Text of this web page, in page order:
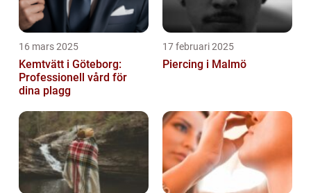
16 mars 2025
Kemtvätt i Göteborg:
Professionell vård för
dina plagg
17 februari 2025
Piercing i Malmö